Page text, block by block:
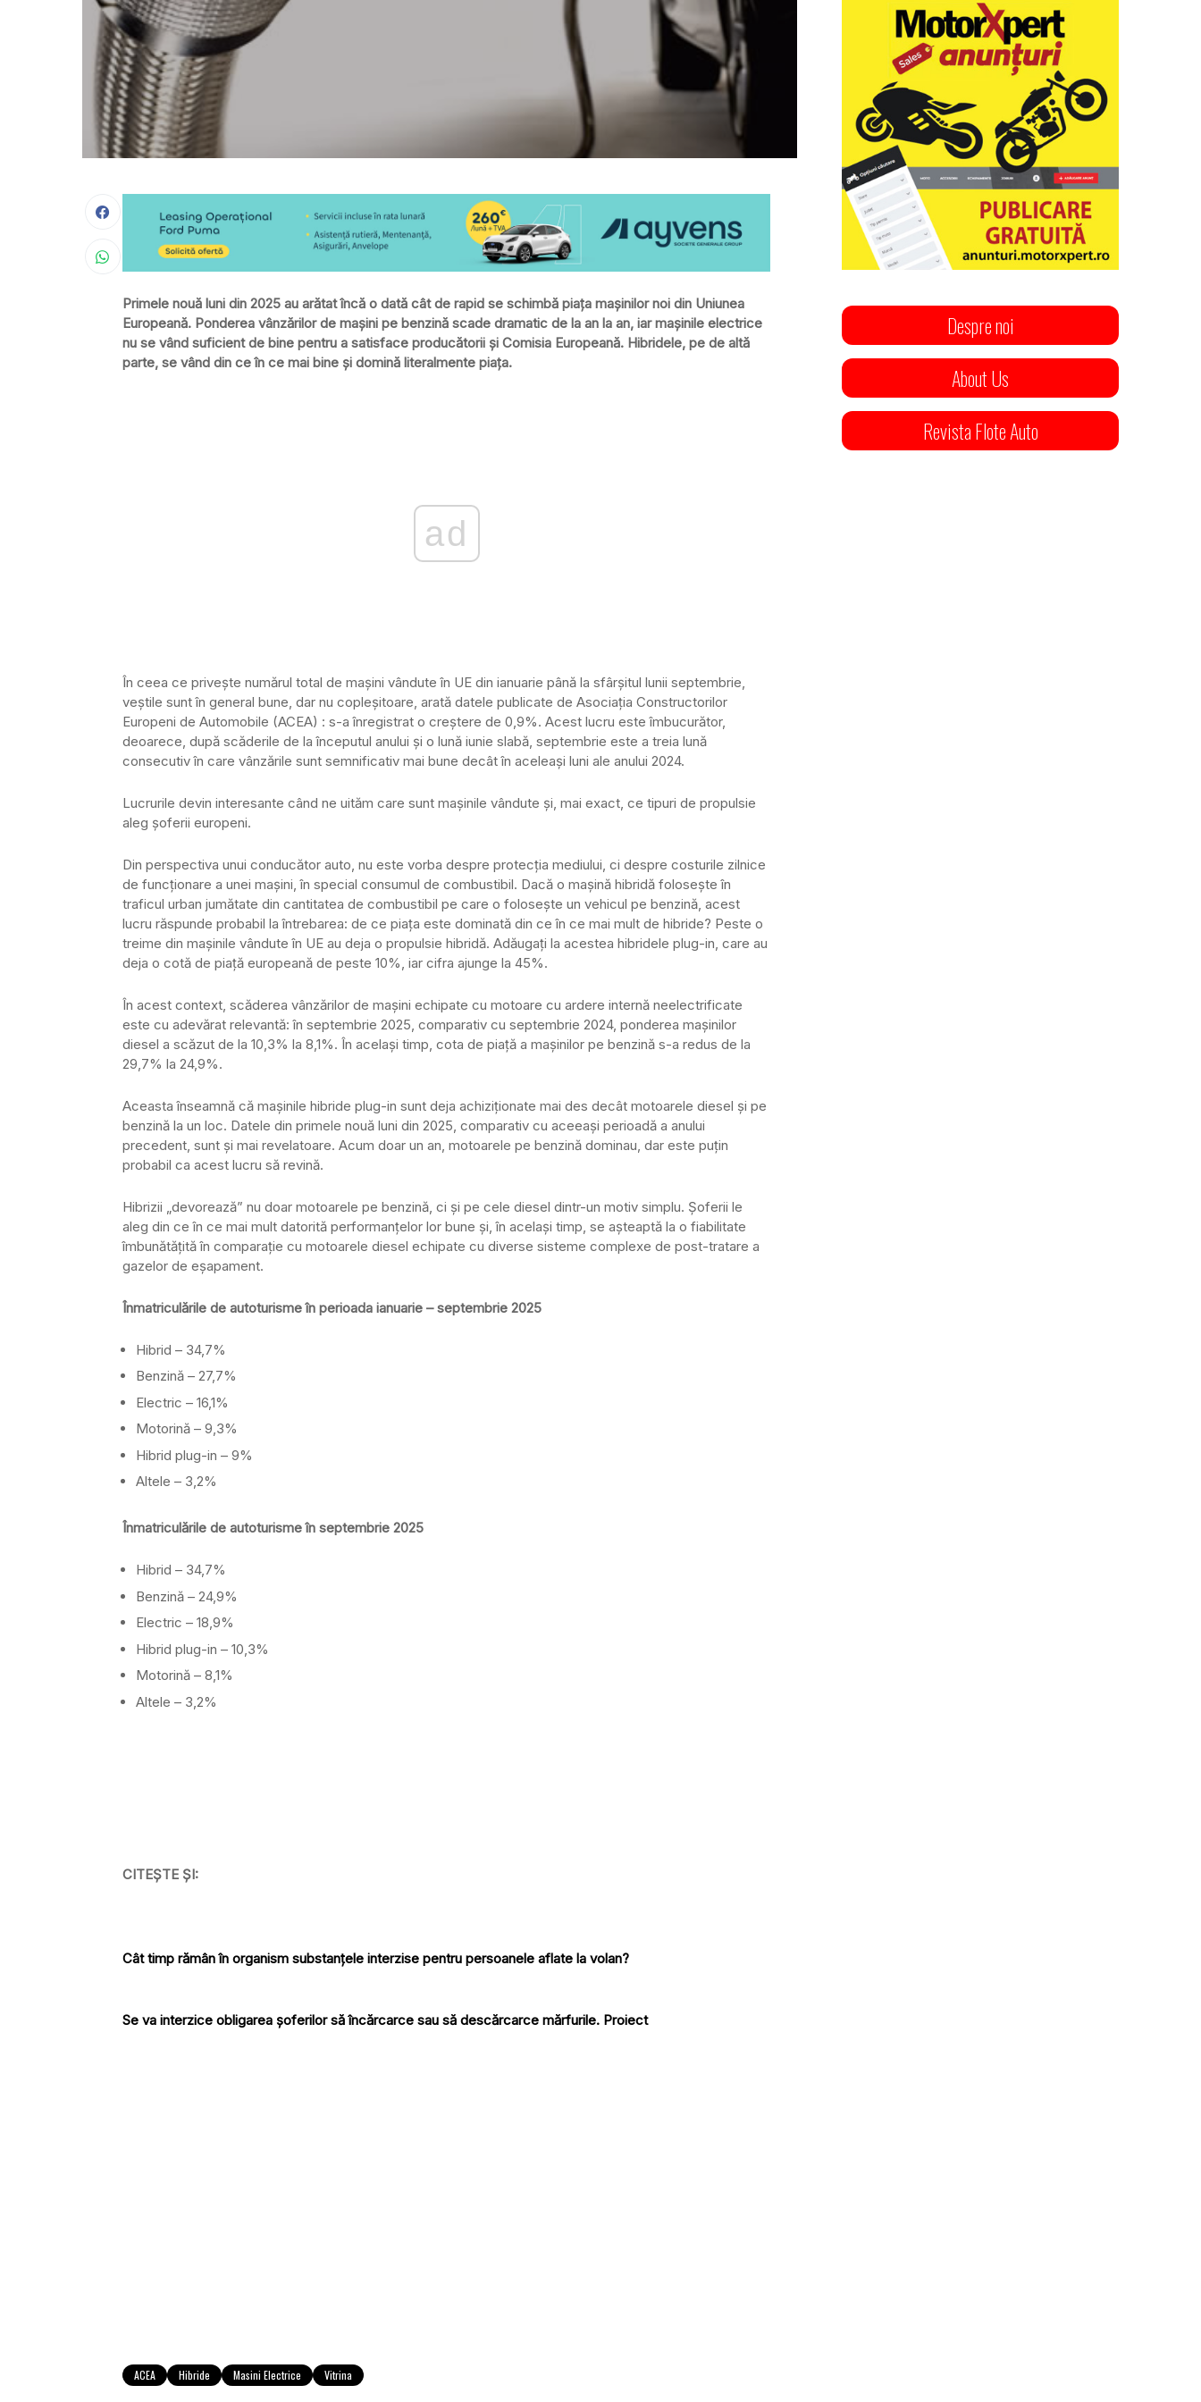
Primele nouă luni din 2025 au arătat încă o dată cât de rapid se schimbă piața mașinilor noi din Uniunea
Europeană. Ponderea vânzărilor de mașini pe benzină scade dramatic de la an la an, iar mașinile electrice
nu se vând suficient de bine pentru a satisface producătorii și Comisia Europeană. Hibridele, pe de altă
parte, se vând din ce în ce mai bine și domină literalmente piața.
ad
În ceea ce privește numărul total de mașini vândute în UE din ianuarie până la sfârșitul lunii septembrie,
veștile sunt în general bune, dar nu copleșitoare, arată datele publicate de Asociația Constructorilor
Europeni de Automobile (ACEA) : s-a înregistrat o creștere de 0,9%. Acest lucru este îmbucurător,
deoarece, după scăderile de la începutul anului și o lună iunie slabă, septembrie este a treia lună
consecutiv în care vânzările sunt semnificativ mai bune decât în ​​aceleași luni ale anului 2024.
Lucrurile devin interesante când ne uităm care sunt mașinile vândute și, mai exact, ce tipuri de propulsie
aleg șoferii europeni.
Din perspectiva unui conducător auto, nu este vorba despre protecția mediului, ci despre costurile zilnice
de funcționare a unei mașini, în special consumul de combustibil. Dacă o mașină hibridă folosește în
traficul urban jumătate din cantitatea de combustibil pe care o folosește un vehicul pe benzină, acest
lucru răspunde probabil la întrebarea: de ce piața este dominată din ce în ce mai mult de hibride? Peste o
treime din mașinile vândute în UE au deja o propulsie hibridă. Adăugați la acestea hibridele plug-in, care au
deja o cotă de piață europeană de peste 10%, iar cifra ajunge la 45%.
În acest context, scăderea vânzărilor de mașini echipate cu motoare cu ardere internă neelectrificate
este cu adevărat relevantă: în septembrie 2025, comparativ cu septembrie 2024, ponderea mașinilor
diesel a scăzut de la 10,3% la 8,1%. În același timp, cota de piață a mașinilor pe benzină s-a redus de la
29,7% la 24,9%.
Aceasta înseamnă că mașinile hibride plug-in sunt deja achiziționate mai des decât motoarele diesel și pe
benzină la un loc. Datele din primele nouă luni din 2025, comparativ cu aceeași perioadă a anului
precedent, sunt și mai revelatoare. Acum doar un an, motoarele pe benzină dominau, dar este puțin
probabil ca acest lucru să revină.
Hibrizii „devorează” nu doar motoarele pe benzină, ci și pe cele diesel dintr-un motiv simplu. Șoferii le
aleg din ce în ce mai mult datorită performanțelor lor bune și, în același timp, se așteaptă la o fiabilitate
îmbunătățită în comparație cu motoarele diesel echipate cu diverse sisteme complexe de post-tratare a
gazelor de eșapament.
Înmatriculările de autoturisme în perioada ianuarie – septembrie 2025
Hibrid – 34,7%
Benzină – 27,7%
Electric – 16,1%
Motorină – 9,3%
Hibrid plug-in – 9%
Altele – 3,2%
Înmatriculările de autoturisme în septembrie 2025
Hibrid – 34,7%
Benzină – 24,9%
Electric – 18,9%
Hibrid plug-in – 10,3%
Motorină – 8,1%
Altele – 3,2%
CITEȘTE ȘI:
Cât timp rămân în organism substanțele interzise pentru persoanele aflate la volan?
Se va interzice obligarea șoferilor să încărcarce sau să descărcarce mărfurile. Proiect
ACEA Hibride Masini Electrice Vitrina
Despre noi
About Us
Revista Flote Auto